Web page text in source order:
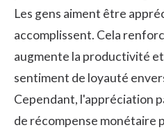
Les gens aiment être
accomplissent. Cela
augmente la productivité
sentiment de loyauté
Cependant, l'appréciation
de récompense monétaire